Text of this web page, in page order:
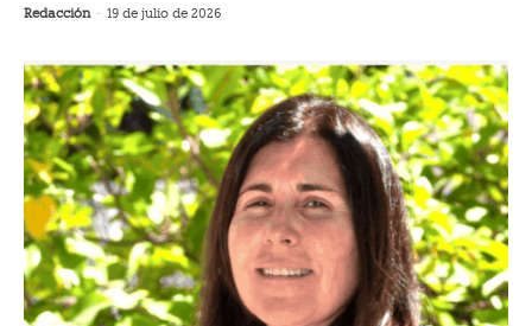
Redacción - 19 de julio de 2026